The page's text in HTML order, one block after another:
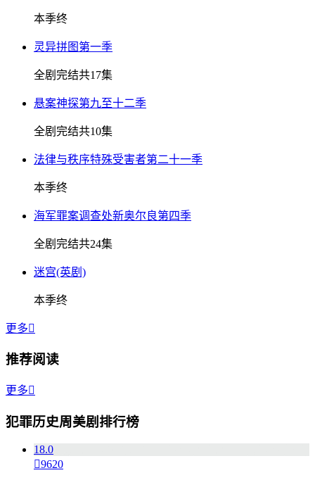
本季终
灵异拼图第一季
全剧完结共17集
悬案神探第九至十二季
全剧完结共10集
法律与秩序特殊受害者第二十一季
本季终
海军罪案调查处新奥尔良第四季
全剧完结共24集
迷宫(英剧)
本季终
更多
推荐阅读
更多
犯罪历史周美剧排行榜
18.0
9620